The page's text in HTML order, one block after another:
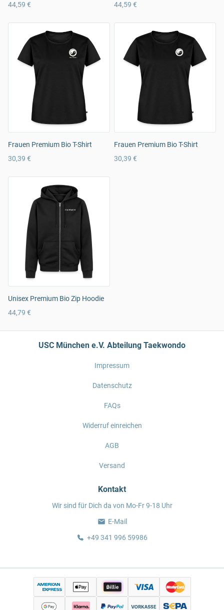
44,59 €
44,59 €
Frauen Premium Bio T-Shirt
30,39 €
Frauen Premium Bio T-Shirt
30,39 €
Unisex Premium Bio Zip Hoodie
44,79 €
USC München e.V. Abteilung Taekwondo
Impressum
Datenschutz
FAQs
Widerruf einreichen
AGB
Versand
Kontakt
Wir sind für Dich da von Mo-Fr 9-18 Uhr
E-Mail
+49 341 996 59986